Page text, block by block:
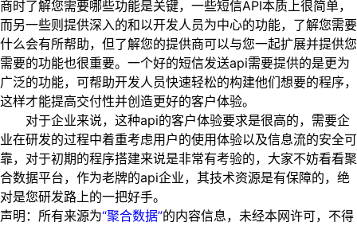
商时了解您需要哪些功能是关键，一些短信API本质上很简单，
而另一些则提供深入的和以开发人员为中心的功能，了解您需要
什么会有所帮助，但了解您的提供商可以与您一起扩展并提供您
需要的功能也很重要。一个好的短信发送api需要提供的是更为
广泛的功能，可帮助开发人员快速轻松的构建他们想要的程序，
这样才能提高交付性并创造更好的客户体验。
对于企业来说，这种api的客户体验要求是很高的，需要企
业在研发的过程中着重考虑用户的使用体验以及信息流的安全可
靠，对于初期的程序搭建来说是非常有考验的，大家不妨看看聚
合数据平台，作为老牌的api企业，其技术资源是有保障的，绝
对是您研发路上的一把好手。
声明：所有来源为“聚合数据”的内容信息，未经本网许可，不得